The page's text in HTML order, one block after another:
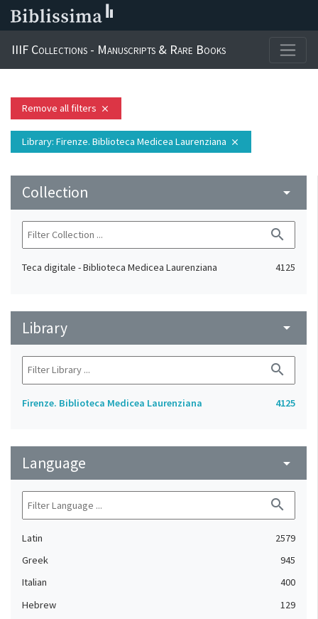
IIIF Collections - Manuscripts & Rare Books
Remove all filters close
Library: Firenze. Biblioteca Medicea Laurenziana close
Collection arrow_drop_down
search
Teca digitale - Biblioteca Medicea Laurenziana 4125
Library arrow_drop_down
search
Firenze. Biblioteca Medicea Laurenziana 4125
Language arrow_drop_down
search
Latin
2579
Greek
945
Italian
400
Hebrew
129